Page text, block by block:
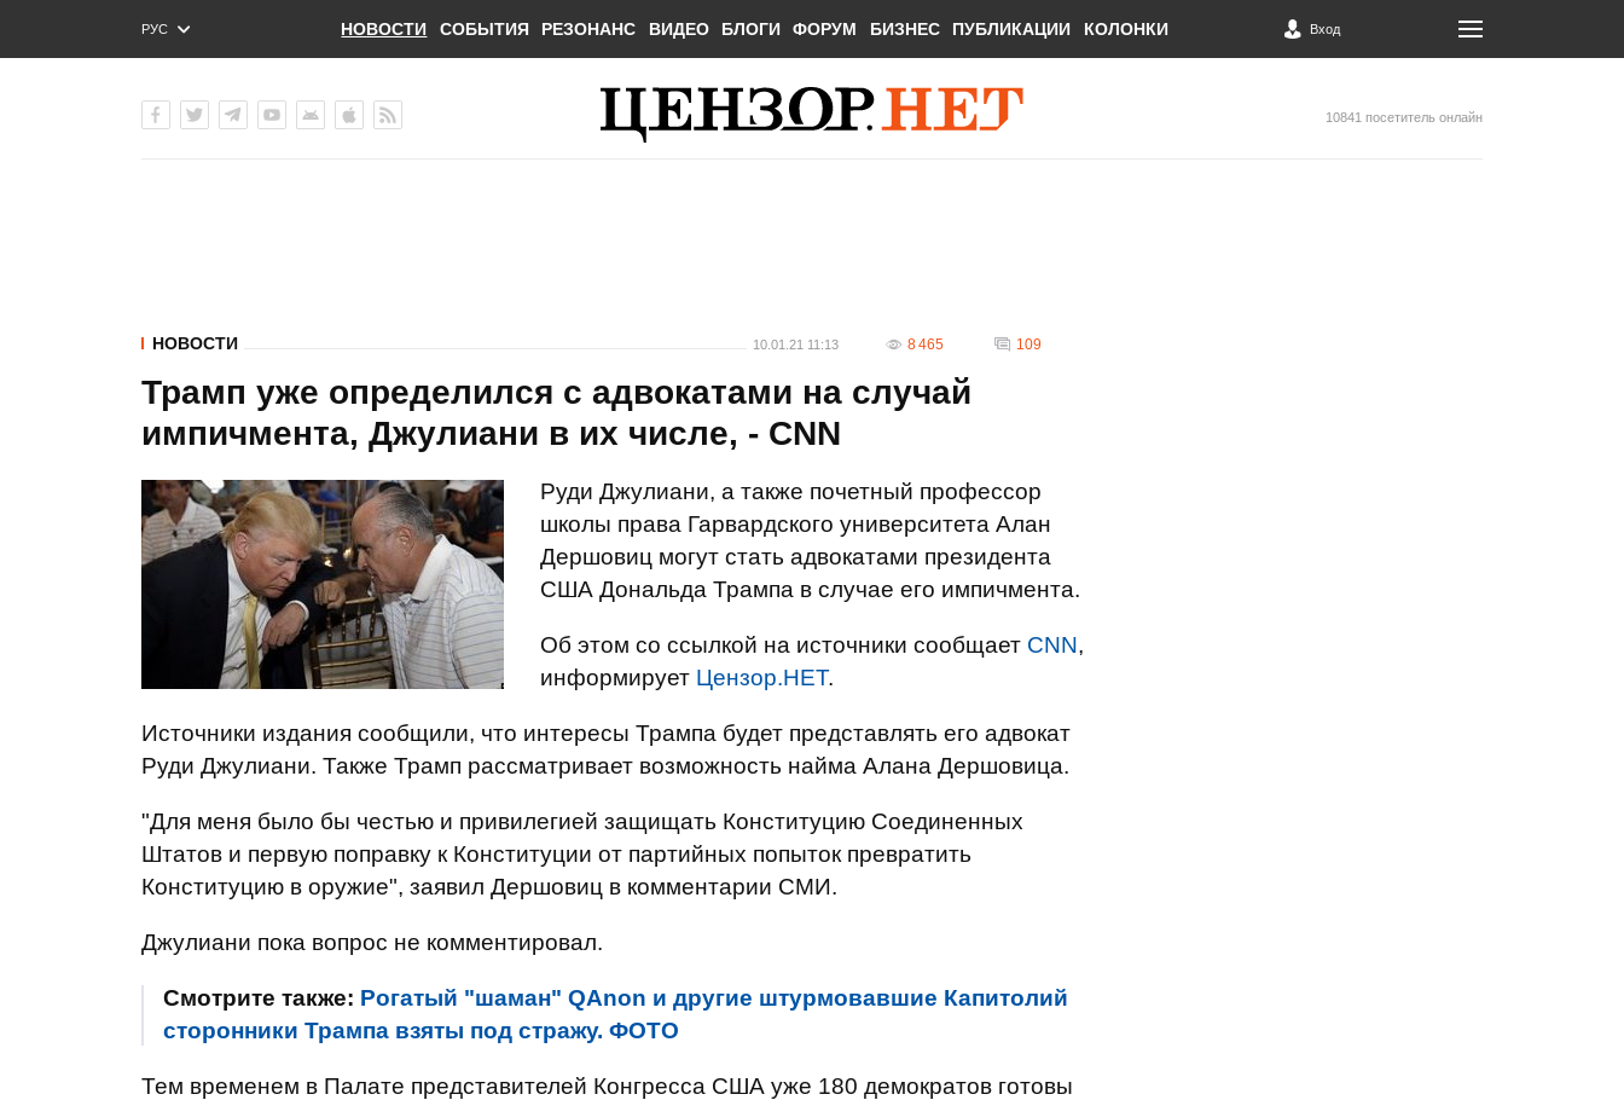
РУС
ENG
НОВОСТИ СОБЫТИЯ РЕЗОНАНС ВИДЕО БЛОГИ ФОРУМ БИЗНЕС ПУБЛИКАЦИИ КОЛОНКИ Вход
10841 посетитель онлайн
НОВОСТИ 10.01.21 11:13 8 465 109
Трамп уже определился с адвокатами на случай
импичмента, Джулиани в их числе, - CNN
Руди Джулиани, а также почетный профессор
школы права Гарвардского университета Алан
Дершовиц могут стать адвокатами президента
США Дональда Трампа в случае его импичмента.
Об этом со ссылкой на источники сообщает CNN,
информирует Цензор.НЕТ.
Источники издания сообщили, что интересы Трампа будет представлять его адвокат
Руди Джулиани. Также Трамп рассматривает возможность найма Алана Дершовица.
"Для меня было бы честью и привилегией защищать Конституцию Соединенных
Штатов и первую поправку к Конституции от партийных попыток превратить
Конституцию в оружие", заявил Дершовиц в комментарии СМИ.
Джулиани пока вопрос не комментировал.
Смотрите также: Рогатый "шаман" QAnon и другие штурмовавшие Капитолий
сторонники Трампа взяты под стражу. ФОТО
Тем временем в Палате представителей Конгресса США уже 180 демократов готовы